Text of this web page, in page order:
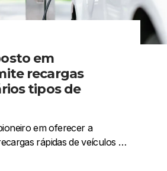
em
recargas
tipos de
em oferecer a
rápidas de veículos …